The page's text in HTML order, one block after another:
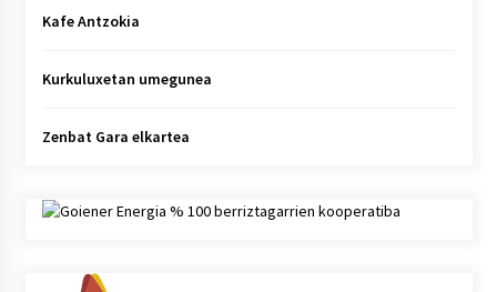
Kafe Antzokia
Kurkuluxetan umegunea
Zenbat Gara elkartea